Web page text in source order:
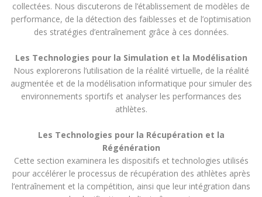
collectées. Nous discuterons de l’établissement de modèles de
performance, de la détection des faiblesses et de l’optimisation
des stratégies d’entraînement grâce à ces données.
Les Technologies pour la Simulation et la Modélisation
Nous explorerons l’utilisation de la réalité virtuelle, de la réalité
augmentée et de la modélisation informatique pour simuler des
environnements sportifs et analyser les performances des
athlètes.
Les Technologies pour la Récupération et la
Régénération
Cette section examinera les dispositifs et technologies utilisés
pour accélérer le processus de récupération des athlètes après
l’entraînement et la compétition, ainsi que leur intégration dans